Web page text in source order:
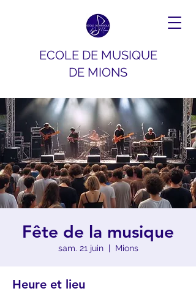
ECOLE DE MUSIQUE
DE MIONS
Fête de la musique
sam. 21 juin
  |
Mions
Heure et lieu